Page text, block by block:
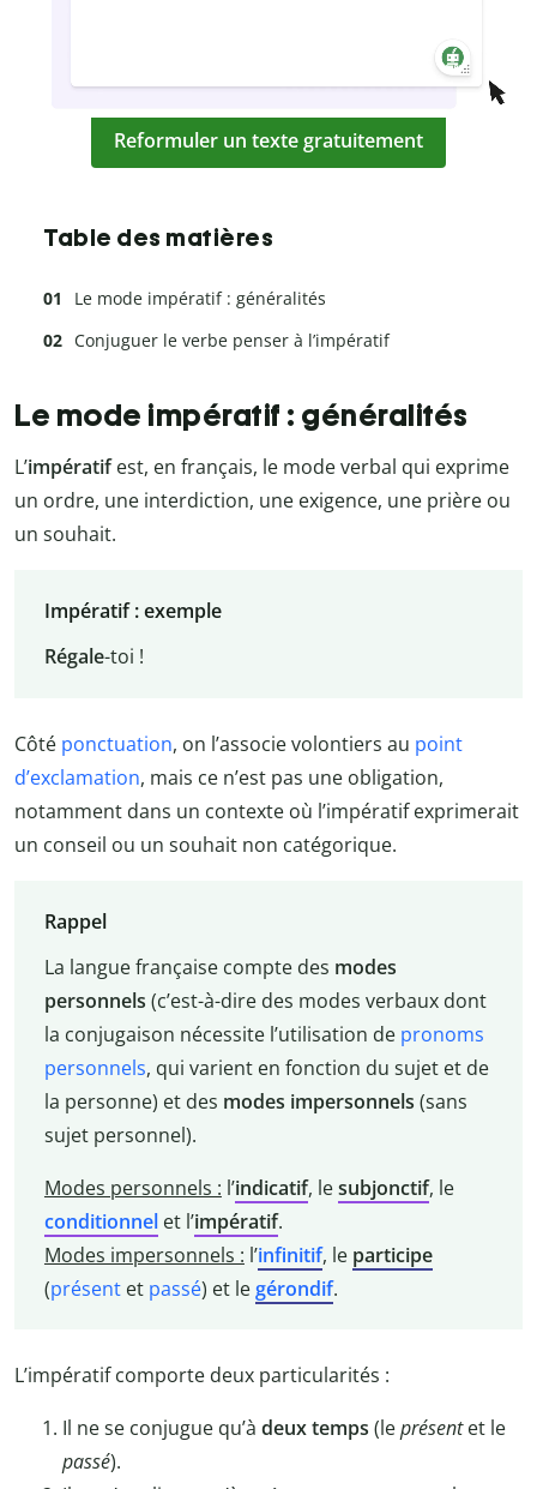
Reformuler un texte gratuitement
Table des matières
Le mode impératif : généralités
Conjuguer le verbe penser à l’impératif
Le mode impératif : généralités
L’impératifest, en français, le mode verbal qui exprime
un ordre, une interdiction, une exigence, une prière ou
un souhait.
Impératif : exemple
Régale-toi !
Côté ponctuation, on l’associe volontiers au point
d’exclamation, mais ce n’est pas une obligation,
notamment dans un contexte où l’impératif exprimerait
un conseil ou un souhait non catégorique.
Rappel
La langue française compte des modes
personnels (c’est-à-dire des modes verbaux dont
la conjugaison nécessite l’utilisation de pronoms
personnels, qui varient en fonction du sujet et de
la personne) et des modes impersonnels (sans
sujet personnel).
Modes personnels : l’indicatif, lesubjonctif, le
conditionnelet l’impératif.
Modes impersonnels : l’infinitif, le participe
(présentet passé) et legérondif.
L’impératif comporte deux particularités :
Il ne se conjugue qu’à deux temps (leprésentet le
passé).